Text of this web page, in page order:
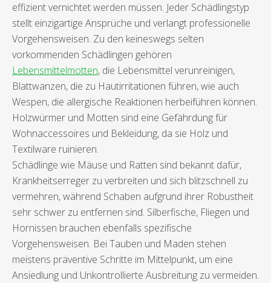
effizient vernichtet werden müssen. Jeder Schädlingstyp
stellt einzigartige Ansprüche und verlangt professionelle
Vorgehensweisen. Zu den keineswegs selten
vorkommenden Schädlingen gehören
Lebensmittelmotten, die Lebensmittel verunreinigen,
Blattwanzen, die zu Hautirritationen führen, wie auch
Wespen, die allergische Reaktionen herbeiführen können.
Holzwürmer und Motten sind eine Gefährdung für
Wohnaccessoires und Bekleidung, da sie Holz und
Textilware ruinieren.
Schädlinge wie Mäuse und Ratten sind bekannt dafür,
Krankheitserreger zu verbreiten und sich blitzschnell zu
vermehren, während Schaben aufgrund ihrer Robustheit
sehr schwer zu entfernen sind. Silberfische, Fliegen und
Hornissen brauchen ebenfalls spezifische
Vorgehensweisen. Bei Tauben und Maden stehen
meistens präventive Schritte im Mittelpunkt, um eine
Ansiedlung und Unkontrollierte Ausbreitung zu vermeiden.